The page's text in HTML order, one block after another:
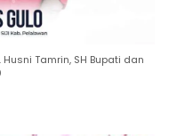
Tamrin, SH Bupati dan